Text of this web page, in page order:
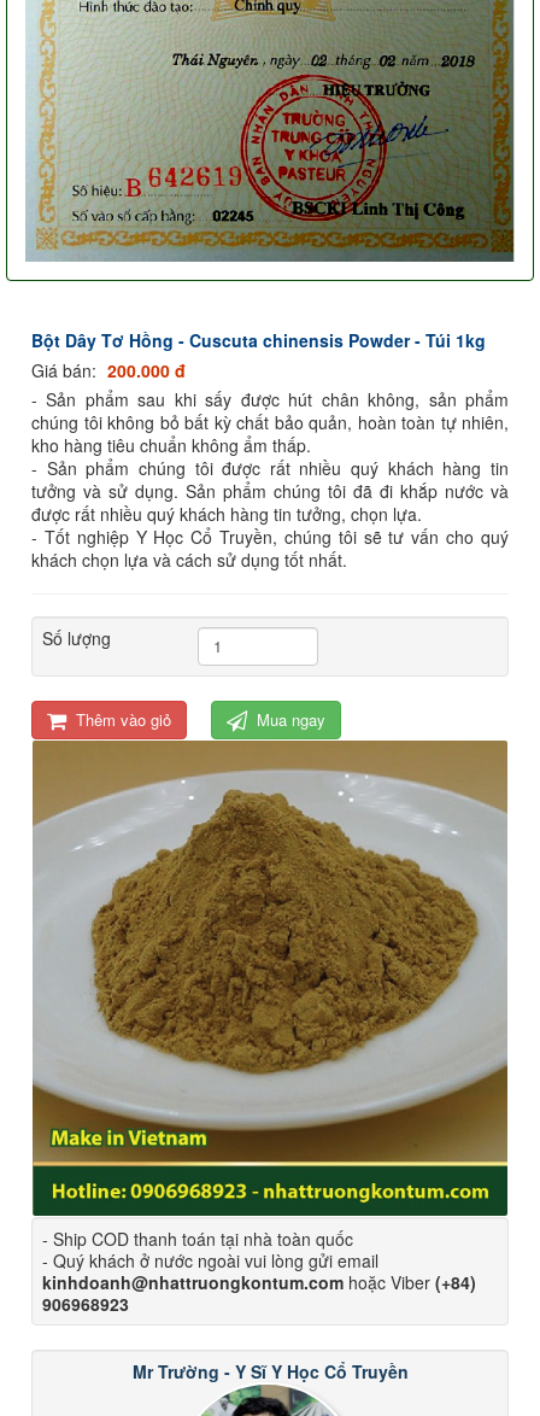
Bột Dây Tơ Hồng - Cuscuta chinensis Powder - Túi 1kg
Giá bán: 200.000 đ
- Sản phẩm sau khi sấy được hút chân không, sản phẩm
chúng tôi không bỏ bất kỳ chất bảo quản, hoàn toàn tự nhiên,
kho hàng tiêu chuẩn không ẩm thấp.
- Sản phẩm chúng tôi được rất nhiều quý khách hàng tin
tưởng và sử dụng. Sản phẩm chúng tôi đã đi khắp nước và
được rất nhiều quý khách hàng tin tưởng, chọn lựa.
- Tốt nghiệp Y Học Cổ Truyền, chúng tôi sẽ tư vấn cho quý
khách chọn lựa và cách sử dụng tốt nhất.
Số lượng
Thêm vào giỏ Mua ngay
- Ship COD thanh toán tại nhà toàn quốc
- Quý khách ở nước ngoài vui lòng gửi email
kinhdoanh@nhattruongkontum.com hoặc Viber (+84)
906968923
Mr Trường - Y Sĩ Y Học Cổ Truyền